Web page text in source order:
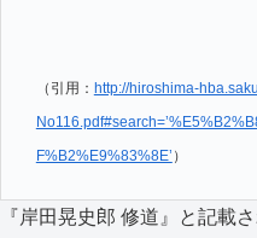
（引用： http://hiroshima-
F%B2%E9%83%8E’ ）
『岸田晃史郎 修道』と記載